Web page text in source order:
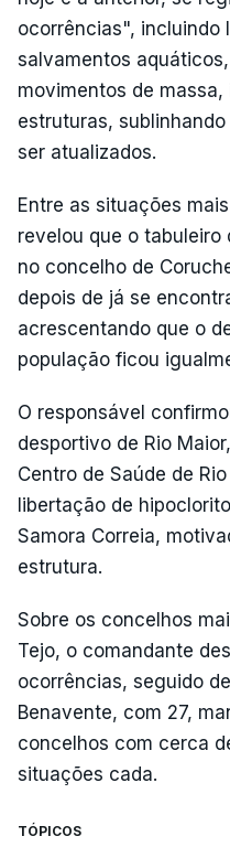
ocorrências", incluindo
salvamentos
movimentos de
estruturas,
ser atualizados.
Entre as situações
revelou que o tabuleiro
no concelho de
depois de já se
acrescentando que o
população ficou
O responsável
desportivo de Rio
Centro de Saúde de
libertação de
Samora Correia,
estrutura.
Sobre os concelhos
Tejo, o comandante
ocorrências, seguido
Benavente, com 27,
concelhos com cerca
situações cada.
TÓPICOS